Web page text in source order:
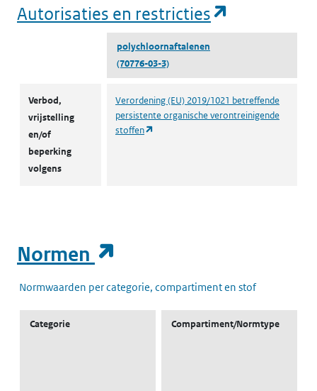
Autorisaties en restricties
polychloornaftalenen
(70776-03-3)
Verbod,
vrijstelling
en/of
beperking
volgens
Verordening (EU) 2019/1021 betreffende
persistente organische verontreinigende
stoffen
Normen
Normwaarden per categorie, compartiment en stof
Categorie Compartiment/Normtype